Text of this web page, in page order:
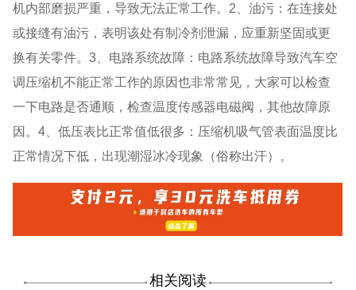
机内部磨损严重，导致无法正常工作。2、油污：在连接处
或接缝有油污，表明该处有制冷剂泄漏，应重新坚固或更
换有关零件。3、电路系统故障：电路系统故障导致汽车空
调压缩机不能正常工作的原因也非常常见，大家可以检查
一下电路是否通顺，检查温度传感器电磁阀，其他故障原
因。4、低压表比正常值低很多：压缩机吸气管表面温度比
正常情况下低，出现潮湿冰冷现象（俗称出汗）。
相关阅读